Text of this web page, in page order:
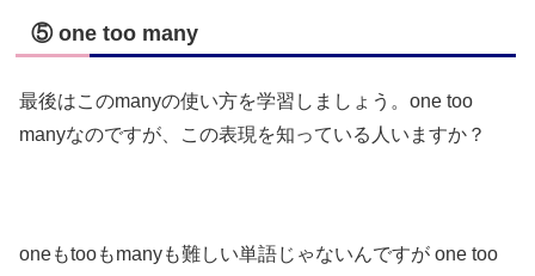
⑤ one too many
最後はこのmanyの使い方を学習しましょう。one too
manyなのですが、この表現を知っている人いますか？
oneもtooもmanyも難しい単語じゃないんですが one too